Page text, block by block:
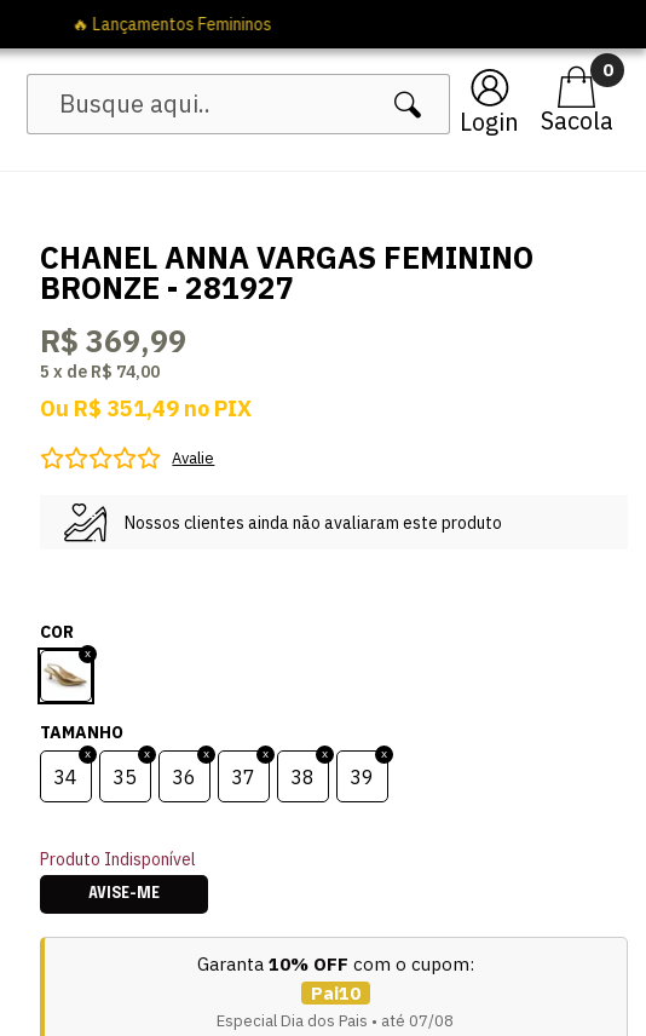
Login
0
CHANEL ANNA VARGAS FEMININO
BRONZE - 281927
R$ 369,99
5 x de R$ 74,00
Ou R$ 351,49 no PIX
Avalie
Nossos clientes ainda não avaliaram este produto
COR
TAMANHO
34 35 36 37 38 39
Produto Indisponível
AVISE-ME
Garanta 10% OFF com o cupom:
Pai10
Especial Dia dos Pais • até 07/08